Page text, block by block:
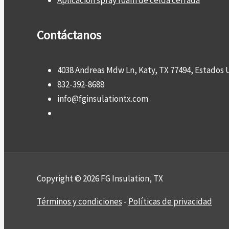
Contáctanos
4038 Andreas Mdw Ln, Katy, TX 77494, Estados
832-392-8688
info@fginsulationtx.com
Copyright © 2026 FG Insulation, TX
Términos y condiciones - Políticas de privacidad